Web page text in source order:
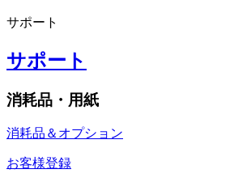
サポート
サポート
消耗品・用紙
消耗品＆オプション
お客様登録